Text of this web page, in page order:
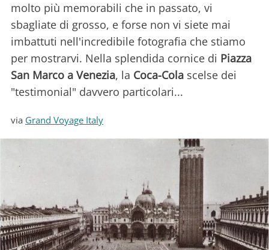
molto più memorabili che in passato, vi
sbagliate di grosso, e forse non vi siete mai
imbattuti nell'incredibile fotografia che stiamo
per mostrarvi. Nella splendida cornice di Piazza
San Marco a Venezia, la Coca-Cola scelse dei
"testimonial" davvero particolari...
via Grand Voyage Italy